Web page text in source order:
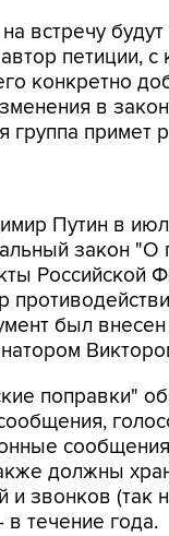
встречу
петиции,
конкретно
в
группа примет
Путин в
закон "О
Российской
был
поправки"
должны
и звонков (так
в течение года.